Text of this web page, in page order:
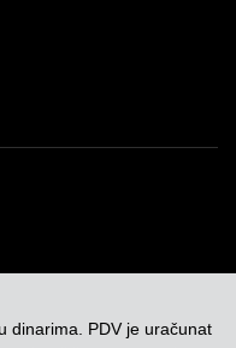
dinarima. PDV je uračunat